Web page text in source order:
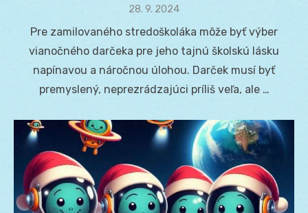
Posted
28. 9. 2024
Pre zamilovaného stredoškoláka môže byť výber
vianočného darčeka pre jeho tajnú školskú lásku
napínavou a náročnou úlohou. Darček musí byť
premyslený, neprezrádzajúci príliš veľa, ale …